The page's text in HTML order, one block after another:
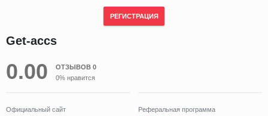
Get-accs
0.00
ОТЗЫВОВ 0
0% нравится
Официальный сайт Реферальная программа
РЕГИСТРАЦИЯ